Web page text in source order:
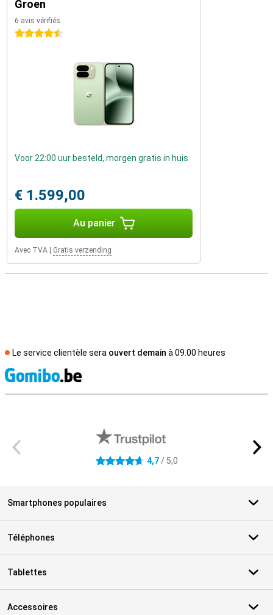
Groen
6 avis vérifiés
4.5 étoiles
Voor 22:00 uur besteld, morgen gratis in huis
€ 1.599,00
Au panier
Avec TVA Gratis verzending
Le service clientèle sera ouvert demain à 09.00 heures
4.7 étoiles 4,7/ 5,0
Smartphones populaires
Téléphones
Tablettes
Accessoires